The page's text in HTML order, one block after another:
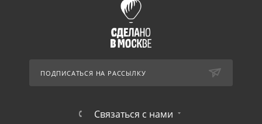
ПОДПИСАТЬСЯ НА РАССЫЛКУ
Связаться с нами